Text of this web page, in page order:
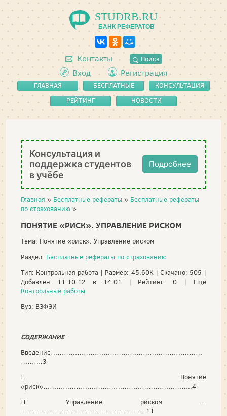
STUDRB.RU
БАНК РЕФЕРАТОВ
Контакты Поиск
Вход Регистрация
ГЛАВНАЯ
БЕСПЛАТНЫЕ
РЕФЕРАТЫ
КОНСУЛЬТАЦИЯ
РЕЙТИНГ
НОВОСТИ
Консультация и
поддержка студентов
в учёбе
Подробнее
Главная » Бесплатные рефераты » Бесплатные рефераты
по страхованию »
ПОНЯТИЕ «РИСК». УПРАВЛЕНИЕ РИСКОМ
Тема: Понятие «риск». Управление риском
Раздел: Бесплатные рефераты по страхованию
Тип: Контрольная работа | Размер: 45.60K | Скачано: 505 |
Добавлен 11.10.12 в 14:01 | Рейтинг: 0 | Еще
Контрольные работы
Вуз: ВЗФЭИ
СОДЕРЖАНИЕ
Введение……………………………………………………………
……….3
I. Понятие
«риск»…………………………………………………………..4
II. Управление риском ...
…………………………………………………11